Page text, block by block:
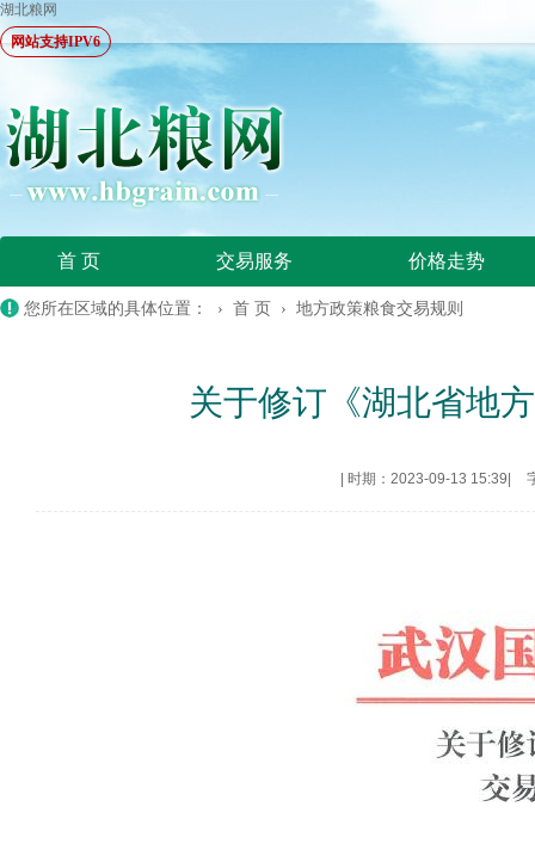
湖北粮网
网站支持IPV6
首 页 交易服务 价格走势
您所在区域的具体位置： › 首 页 › 地方政策粮食交易规则
关于修订《湖北省地
时期：2023-09-13 15:39